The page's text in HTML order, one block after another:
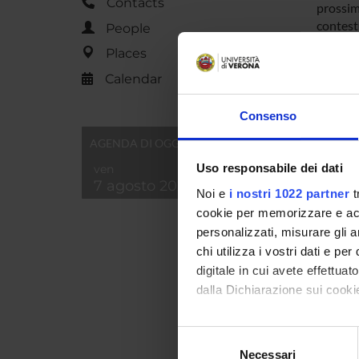
Consenso
Uso responsabile dei dati
Noi e i nostri 1022 partner
cookie per memorizzare e
personalizzati, misurare gli
chi utilizza i vostri dati e per
digitale in cui avete
dalla Dichiarazione sui
Con il tuo consenso,
raccogliere
Necessari
People
Places
Calendar
AGENDA DI OGGI
dati
ossia
degli
fonti
note